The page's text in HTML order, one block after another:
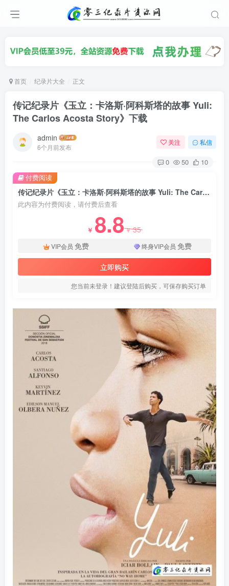
首页 纪录片大全 正文
传记纪录片《玉立：卡洛斯·阿科斯塔的故事 Yuli:
The Carlos Acosta Story》下载
admin
6个月前发布
关注 私信
0 50 10
传记纪录片《玉立：卡洛斯·阿科斯塔的故事 Yuli: The Carlos Acosta Story》下载
此内容为付费阅读，请付费后查看
￥ 8.8￥35
VIP会员 免费 终身VIP会员 免费
立即购买
您当前未登录！建议登陆后购买，可保存购买订单
付费阅读